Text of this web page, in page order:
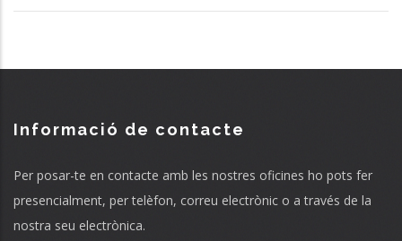
Informació de contacte
Per posar-te en contacte amb les nostres oficines ho pots fer
presencialment, per telèfon, correu electrònic o a través de la
nostra seu electrònica.